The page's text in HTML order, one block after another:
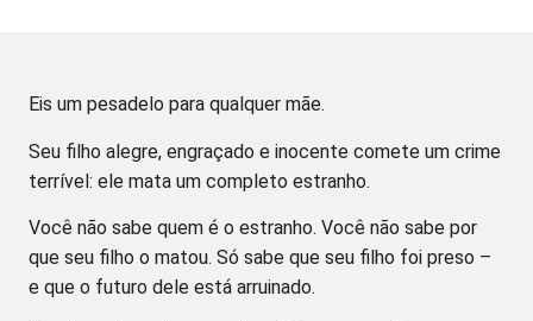
Eis um pesadelo para qualquer mãe.
Seu filho alegre, engraçado e inocente comete um crime
terrível: ele mata um completo estranho.
Você não sabe quem é o estranho. Você não sabe por
que seu filho o matou. Só sabe que seu filho foi preso –
e que o futuro dele está arruinado.